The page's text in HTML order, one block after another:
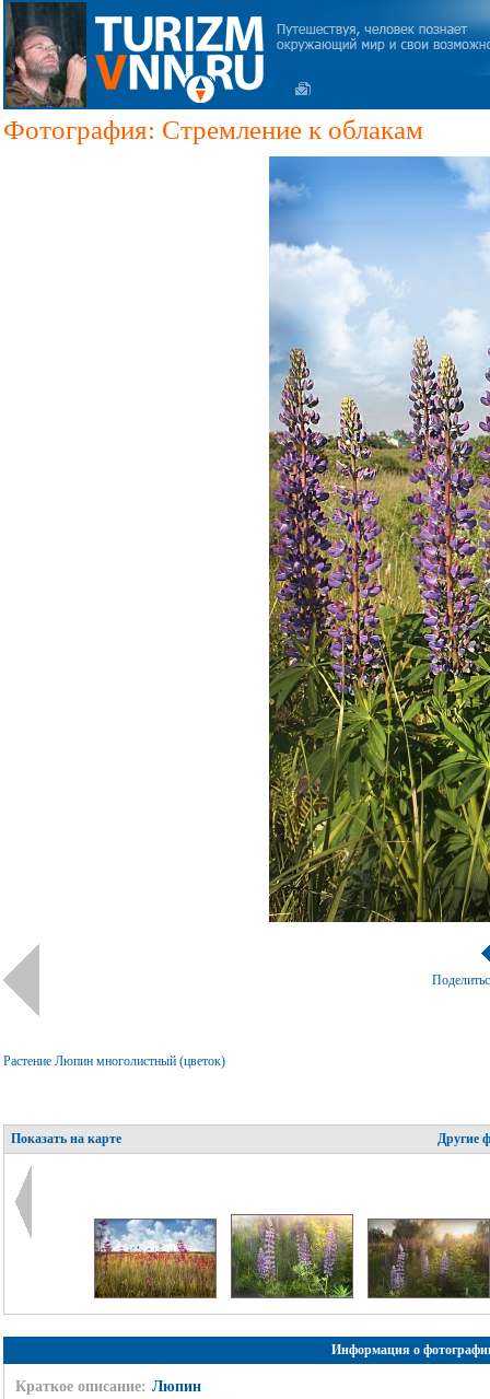
Фотография: Стремление к облакам
Растение Люпин многолистный (цветок)
Показать на карте Другие
Информация о
Краткое описание: Люпин